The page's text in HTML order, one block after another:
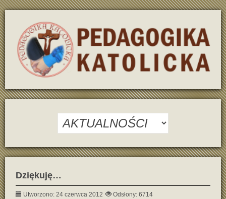
Dziękuję…
Utworzono: 24 czerwca 2012 Odsłony: 6714